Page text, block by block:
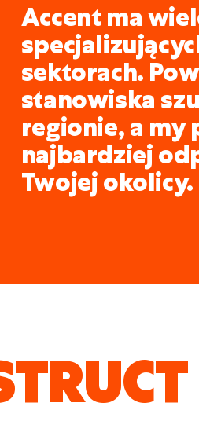
Accent ma
sektorach.
stanowiska
regionie, a my
najbardziej
Twojej okolicy.